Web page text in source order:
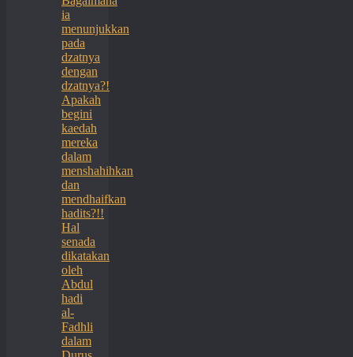
ia
menunjukkan
pada
dzatnya
dengan
dzatnya?!
Apakah
begini
kaedah
mereka
dalam
menshahihkan
dan
mendhaifkan
hadits?!!
Hal
senada
dikatakan
oleh
Abdul
hadi
al-
Fadhli
dalam